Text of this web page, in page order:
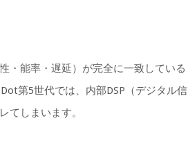
・能率・遅延）が完全に一致している
第5世代では、内部DSP（デジタル信
てしまいます。